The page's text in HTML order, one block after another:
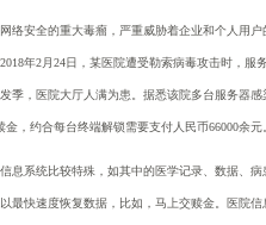
络安全的重大毒瘤，严重威胁着企业和个人用
2018年2月24日，某医院遭受勒索病毒攻击时，
季，医院大厅人满为患。据悉该院多台服务器
金，约合每台终端解锁需要支付人民币66000余元
息系统比较特殊，如其中的医学记录、数据、
最快速度恢复数据，比如，马上交赎金。医院